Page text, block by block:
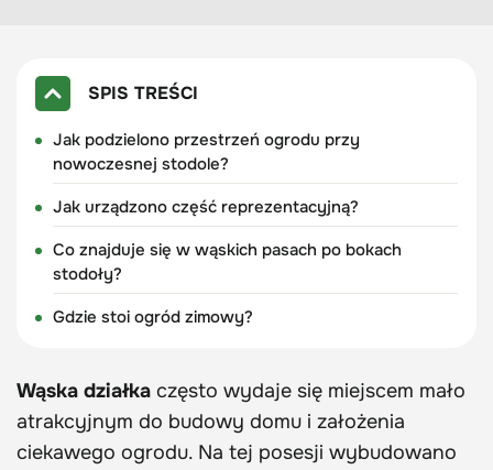
SPIS TREŚCI
Jak podzielono przestrzeń ogrodu przy
nowoczesnej stodole?
Jak urządzono część reprezentacyjną?
Co znajduje się w wąskich pasach po bokach
stodoły?
Gdzie stoi ogród zimowy?
Wąska działka często wydaje się miejscem mało
atrakcyjnym do budowy domu i założenia
ciekawego ogrodu. Na tej posesji wybudowano